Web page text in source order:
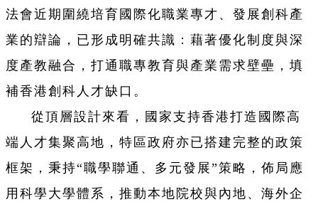
法會近期圍繞培育國際化職業專才、發展創科產
業的辯論，已形成明確共識：藉著優化制度與深
度產教融合，打通職專教育與產業需求壁壘，填
補香港創科人才缺口。
從頂層設計來看，國家支持香港打造國際高
端人才集聚高地，特區政府亦已搭建完整的政策
框架，秉持“職學聯通、多元發展”策略，佈局應
用科學大學體系，推動本地院校與內地、海外企